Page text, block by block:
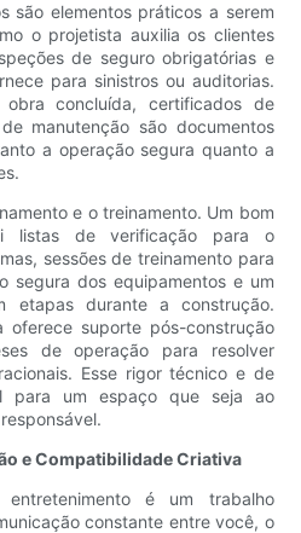
são elementos práticos a serem
o projetista auxilia os clientes
de seguro obrigatórias e
para sinistros ou auditorias.
obra concluída, certificados de
manutenção são documentos
a operação segura quanto a
e o treinamento. Um bom
listas de verificação para o
sessões de treinamento para
segura dos equipamentos e um
etapas durante a construção.
oferece suporte pós-construção
de operação para resolver
Esse rigor técnico e de
para um espaço que seja ao
e Compatibilidade Criativa
é um trabalho
constante entre você, o